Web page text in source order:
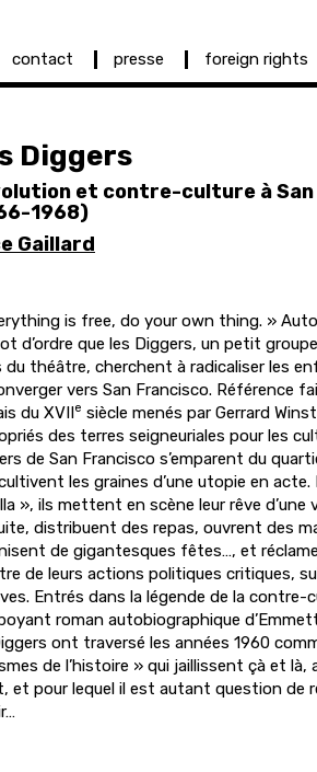
contact presse foreign rights
Diggers
et contre-culture à
1968)
Gaillard
is free, do your own thing. »
d’ordre que les Diggers, un petit
du théâtre, cherchent à radicaliser les
vers San Francisco. Référence
du XVIIe siècle menés par Gerrard
des terres seigneuriales pour les
de San Francisco s’emparent du
les graines d’une utopie en
», ils mettent en scène leur rêve d’une
distribuent des repas, ouvrent des
de gigantesques fêtes…, et
de leurs actions politiques critiques,
Entrés dans la légende de la contre-
roman autobiographique
ont traversé les années 1960
de l’histoire » qui jaillissent çà et là,
et pour lequel il est autant question de